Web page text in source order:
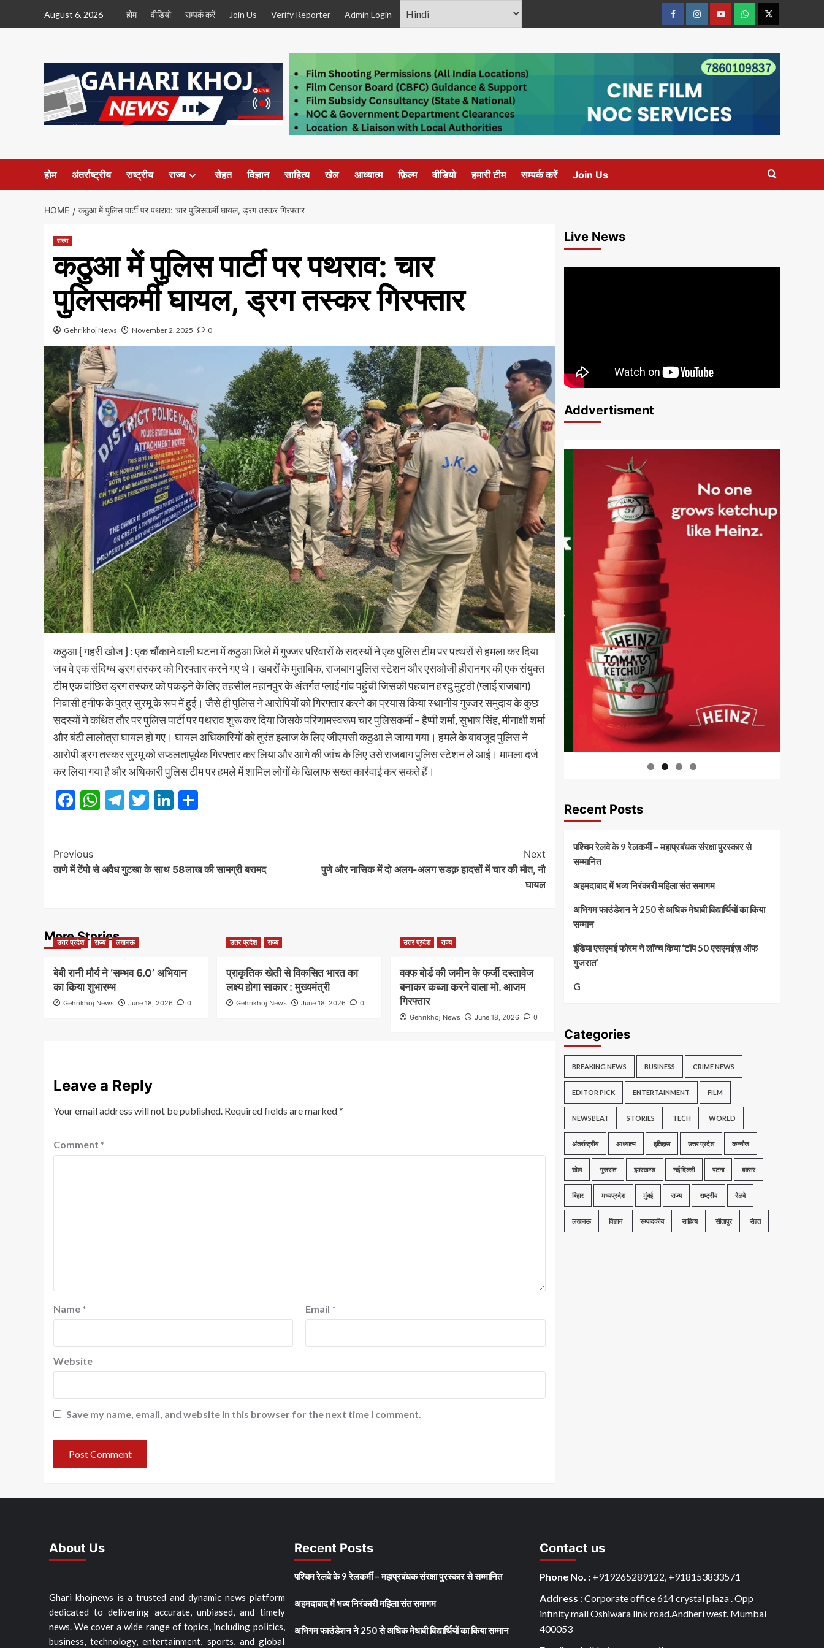
August 6, 2026 होम वीडियो सम्पर्क करें Join Us Verify Reporter Admin Login FacebookInstagramyoutubeWhatsTwitter
होम अंतर्राष्ट्रीय राष्ट्रीय राज्य सेहत विज्ञान साहित्य खेल आध्यात्म फ़िल्म वीडियो हमारी टीम सम्पर्क करें Join Us
HOME कठुआ में पुलिस पार्टी पर पथराव: चार पुलिसकर्मी घायल, ड्रग तस्कर गिरफ्तार
राज्य
कठुआ में पुलिस पार्टी पर पथराव: चार
पुलिसकर्मी घायल, ड्रग तस्कर गिरफ्तार
Gehrikhoj News November 2, 2025 0
कठुआ { गहरी खोज } : एक चौंकाने वाली घटना में कठुआ जिले में गुज्जर परिवारों के सदस्यों ने एक पुलिस टीम पर पत्थरों से हमला कर दिया
जब वे एक संदिग्ध ड्रग तस्कर को गिरफ्तार करने गए थे। खबरों के मुताबिक, राजबाग पुलिस स्टेशन और एसओजी हीरानगर की एक संयुक्त
टीम एक वांछित ड्रग तस्कर को पकड़ने के लिए तहसील महानपुर के अंतर्गत प्लाई गांव पहुंची जिसकी पहचान हरदु मुट्ठी (प्लाई राजबाग)
निवासी हनीफ के पुत्र सुरमू के रूप में हुई। जैसे ही पुलिस ने आरोपियों को गिरफ्तार करने का प्रयास किया स्थानीय गुज्जर समुदाय के कुछ
सदस्यों ने कथित तौर पर पुलिस पार्टी पर पथराव शुरू कर दिया जिसके परिणामस्वरूप चार पुलिसकर्मी – हैप्पी शर्मा, सुभाष सिंह, मीनाक्षी शर्मा
और बंटी लालोत्रा घायल हो गए। घायल अधिकारियों को तुरंत इलाज के लिए जीएमसी कठुआ ले जाया गया। हमले के बावजूद पुलिस ने
आरोपी ड्रग तस्कर सुरमू को सफलतापूर्वक गिरफ्तार कर लिया और आगे की जांच के लिए उसे राजबाग पुलिस स्टेशन ले आई। मामला दर्ज
कर लिया गया है और अधिकारी पुलिस टीम पर हमले में शामिल लोगों के खिलाफ सख्त कार्रवाई कर सकते हैं।
Facebook
WhatsApp
Telegram
TwitterLinkedIn
Post
Navigation
Previous
ठाणे में टेंपो से अवैध गुटखा के साथ 58लाख की सामग्री बरामद
Next
पुणे और नासिक में दो अलग-अलग सडक़ हादसों में चार की मौत, नौ
घायल
More Stories
उत्तर प्रदेश राज्य लखनऊ
बेबी रानी मौर्य ने ‘सम्भव 6.0’ अभियान
का किया शुभारम्भ
Gehrikhoj News June 18, 2026 0
उत्तर प्रदेश राज्य
प्राकृतिक खेती से विकसित भारत का
लक्ष्य होगा साकार : मुख्यमंत्री
Gehrikhoj News June 18, 2026 0
उत्तर प्रदेश राज्य
वक्फ बोर्ड की जमीन के फर्जी दस्तावेज
बनाकर कब्जा करने वाला मो. आजम
गिरफ्तार
Gehrikhoj News June 18, 2026 0
Leave a Reply
Your email address will not be published. Required fields are marked*
Comment *
Name * Email *
Website
Save my name, email, and website in this browser for the next time I comment.
Live News
Addvertisment
Recent Posts
पश्चिम रेलवे के 9 रेलकर्मी – महाप्रबंधक संरक्षा पुरस्कार से
सम्मानित
अहमदाबाद में भव्य निरंकारी महिला संत समागम
अभिगम फाउंडेशन ने 250 से अधिक मेधावी विद्यार्थियों का किया
सम्मान
इंडिया एसएमई फोरम ने लॉन्च किया ‘टॉप 50 एसएमईज़ ऑफ
गुजरात’
G
Categories
BREAKING NEWS BUSINESS CRIME NEWS
EDITOR PICK ENTERTAINMENT FILM
NEWSBEAT STORIES TECH WORLD
अंतर्राष्ट्रीय आध्यात्म इतिहास उत्तर प्रदेश कन्नौज
खेल गुजरात झारखण्ड नई दिल्ली पटना बक्सर
बिहार मध्यप्रदेश मुंबई राज्य राष्ट्रीय रेलवे
लखनऊ विज्ञान सम्पादकीय साहित्य सीतापुर सेहत
About Us
Ghari khojnews is a trusted and dynamic news platform
dedicated to delivering accurate, unbiased, and timely
news. We cover a wide range of topics, including politics,
business, technology, entertainment, sports, and global
Recent Posts
पश्चिम रेलवे के 9 रेलकर्मी – महाप्रबंधक संरक्षा पुरस्कार से सम्मानित
अहमदाबाद में भव्य निरंकारी महिला संत समागम
अभिगम फाउंडेशन ने 250 से अधिक मेधावी विद्यार्थियों का किया सम्मान
Contact us
Phone No. : +919265289122, +918153833571
Address : Corporate office 614 crystal plaza . Opp
infinity mall Oshiwara link road.Andheri west. Mumbai
400053